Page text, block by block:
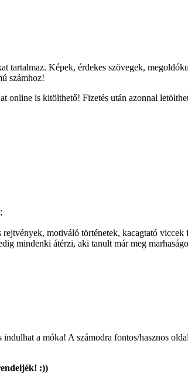
tartalmaz. Képek, érdekes szövegek,
számhoz!
online is kitölthető! Fizetés után azonnal
motiváló történetek, kacagtató viccek
mindenki átérzi, aki tanult már meg
a móka! A számodra fontos/hasznos
:))